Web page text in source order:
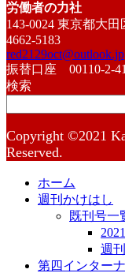
労働者の力社
143-0024 東京都大
4662-5183
red2129oct@outlook.jp
振替口座 00110-2-
検索
Copyright ©2021
Reserved.
ホーム
週刊かけはし
既刊号一
週
第四インター